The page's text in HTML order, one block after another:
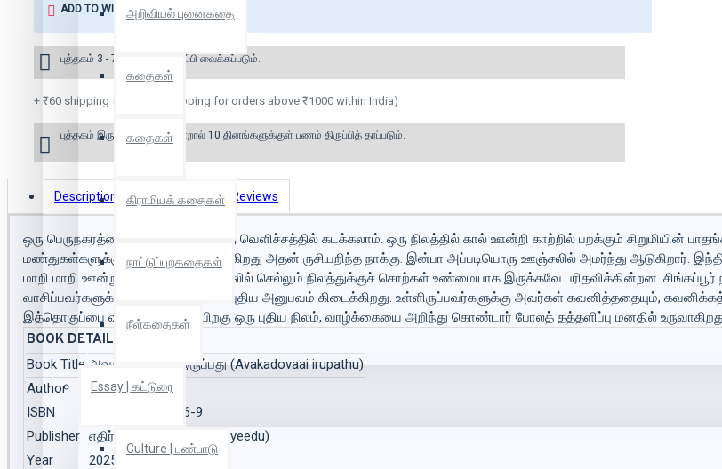
அறிவியல் புனைகதை
கதைகள்
கதைகள்
கிராமியக் கதைகள்
நாட்டுப்புறகதைகள்
நீள்கதைகள்
Essay | கட்டுரை
Culture | பண்பாடு
ADD TO WISH LIST
புத்தகம் 3 - 7 நாட்களில் அனுப்பி வைக்கப்படும்.
+ ₹60 shipping fee* (Free shipping for orders above ₹1000 within India)
புத்தகம் இருப்பில் இல்லை என்றால் 10 தினங்களுக்குள் பணம் திருப்பித் தரப்படும்.
Description Book Details Reviews
ஒரு பெருநகரத்தை அரிக்கேன் விளக்கு வெளிச்சத்தில் கடக்கலாம். ஒரு நிலத்தில் கால் ஊன்றி காற்றில் பறக்கும் சிறுமியின்
மண்துகள்களுக்குச் சுவை அதிகமென்கிறது அதன் ருசியறிந்த நாக்கு. இன்பா அப்படியொரு ஊஞ்சலில் அமர்ந்து ஆடுகிறார்.
மாறி மாறி ஊன்றுகின்றன. கால ஊஞ்சலில் செல்லும் நிலத்துக்குச் சொற்கள் உண்மையாக இருக்கவே பரிதவிக்கின்றன. சிங்கப்பூர்
வாசிப்பவர்களுக்கு இக்கவிதைகளால் புதிய அனுபவம் கிடைக்கிறது. உள்ளிருப்பவர்களுக்கு அவர்கள் கவனித்ததையும், கவனிக்கத்
இத்தொகுப்பை வாசித்து முடித்த பிறகு ஒரு புதிய நிலம், வாழ்க்கையை அறிந்து கொண்டார் போலத் தத்தளிப்பு மனதில்
BOOK DETAILS
Book Title அவகாடோவாய் இருப்பது (Avakadovaai irupathu)
Author
இன்பா
ISBN
978-93-48598-76-9
Publisher எதிர் வெளியீடு (Ethir Veliyeedu)
Year
2025